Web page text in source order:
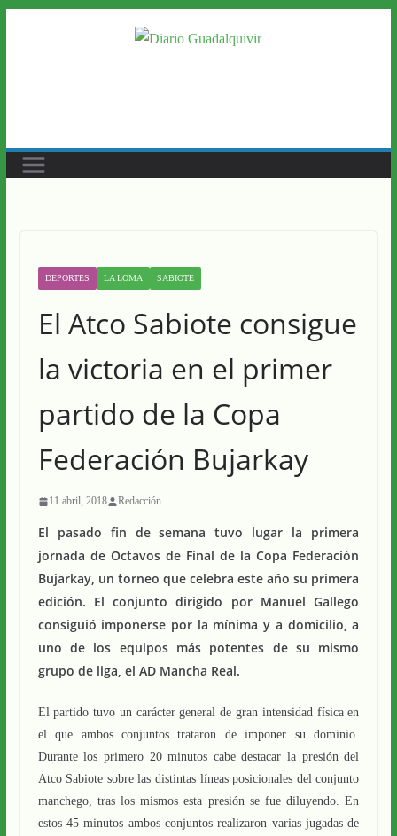
DEPORTES LA LOMA SABIOTE
El Atco Sabiote consigue
la victoria en el primer
partido de la Copa
Federación Bujarkay
11 abril, 2018 Redacción
El pasado fin de semana tuvo lugar la primera
jornada de Octavos de Final de la Copa Federación
Bujarkay, un torneo que celebra este año su primera
edición. El conjunto dirigido por Manuel Gallego
consiguió imponerse por la mínima y a domicilio, a
uno de los equipos más potentes de su mismo
grupo de liga, el AD Mancha Real.
El partido tuvo un carácter general de gran intensidad física en
el que ambos conjuntos trataron de imponer su dominio.
Durante los primero 20 minutos cabe destacar la presión del
Atco Sabiote sobre las distintas líneas posicionales del conjunto
manchego, tras los mismos esta presión se fue diluyendo. En
estos 45 minutos ambos conjuntos realizaron varias jugadas de